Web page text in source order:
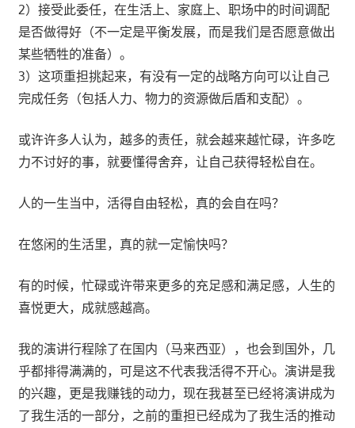
2）接受此委任，在生活上、家庭上、职场中的时间调配
是否做得好（不一定是平衡发展，而是我们是否愿意做出
某些牺牲的准备）。
3）这项重担挑起来，有没有一定的战略方向可以让自己
完成任务（包括人力、物力的资源做后盾和支配）。
或许许多人认为，越多的责任，就会越来越忙碌，许多吃
力不讨好的事，就要懂得舍弃，让自己获得轻松自在。
人的一生当中，活得自由轻松，真的会自在吗？
在悠闲的生活里，真的就一定愉快吗？
有的时候，忙碌或许带来更多的充足感和满足感，人生的
喜悦更大，成就感越高。
我的演讲行程除了在国内（马来西亚），也会到国外，几
乎都排得满满的，可是这不代表我活得不开心。演讲是我
的兴趣，更是我赚钱的动力，现在我甚至已经将演讲成为
了我生活的一部分，之前的重担已经成为了我生活的推动